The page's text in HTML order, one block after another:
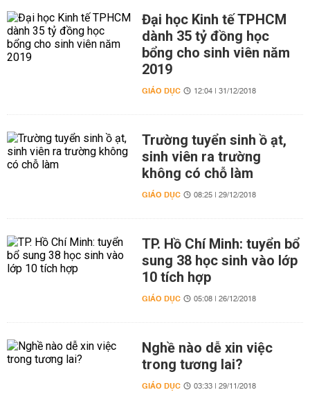
Đại học Kinh tế TPHCM
dành 35 tỷ đồng học
bổng cho sinh viên năm
2019
GIÁO DỤC 12:04 | 31/12/2018
Trường tuyển sinh ồ ạt,
sinh viên ra trường
không có chỗ làm
GIÁO DỤC 08:25 | 29/12/2018
TP. Hồ Chí Minh: tuyển bổ
sung 38 học sinh vào lớp
10 tích hợp
GIÁO DỤC 05:08 | 26/12/2018
Nghề nào dễ xin việc
trong tương lai?
GIÁO DỤC 03:33 | 29/11/2018